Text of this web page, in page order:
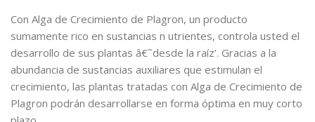
Con Alga de Crecimiento de Plagron, un producto
sumamente rico en sustancias n utrientes, controla usted el
desarrollo de sus plantas â€˜desde la raíz’. Gracias a la
abundancia de sustancias auxiliares que estimulan el
crecimiento, las plantas tratadas con Alga de Crecimiento de
Plagron podrán desarrollarse en forma óptima en muy corto